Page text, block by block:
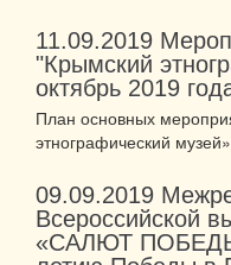
11.09.2019
"Крымский
октябрь 2019
План основных
этнографический
09.09.2019
Всероссийской
«САЛЮТ